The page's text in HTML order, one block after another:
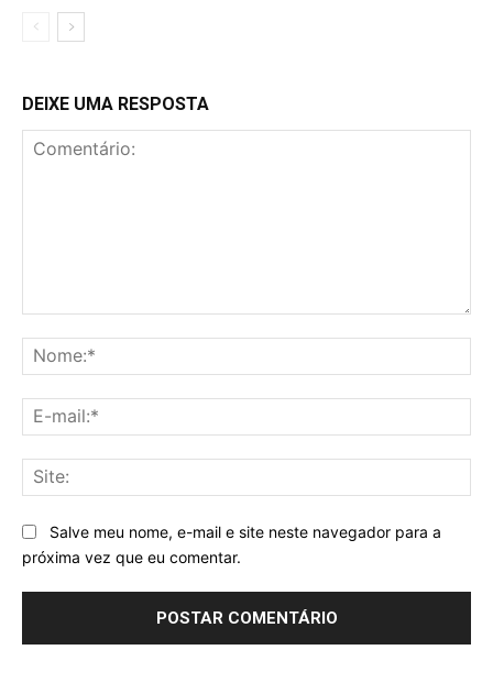
DEIXE UMA RESPOSTA
Salve meu nome, e-mail e site neste navegador para a
próxima vez que eu comentar.